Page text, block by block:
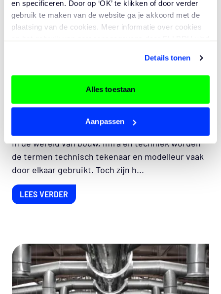
en specificeren. Door op ‘OK’ te klikken of door verder
gebruik te maken van de website ga je akkoord met de
plaatsing van de cookies. Meer informatie over cookies
Details tonen
Alles toestaan
Aanpassen
Technisch Tekenaar vs. Modelleur:
Wat is het Verschil?
In de wereld van bouw, infra en techniek worden
de termen technisch tekenaar en modelleur vaak
door elkaar gebruikt. Toch zijn h...
LEES VERDER